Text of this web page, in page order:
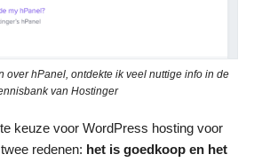
over hPanel, ontdekte ik veel nuttige info in de
van Hostinger
keuze voor WordPress hosting voor
redenen: het is goedkoop en het